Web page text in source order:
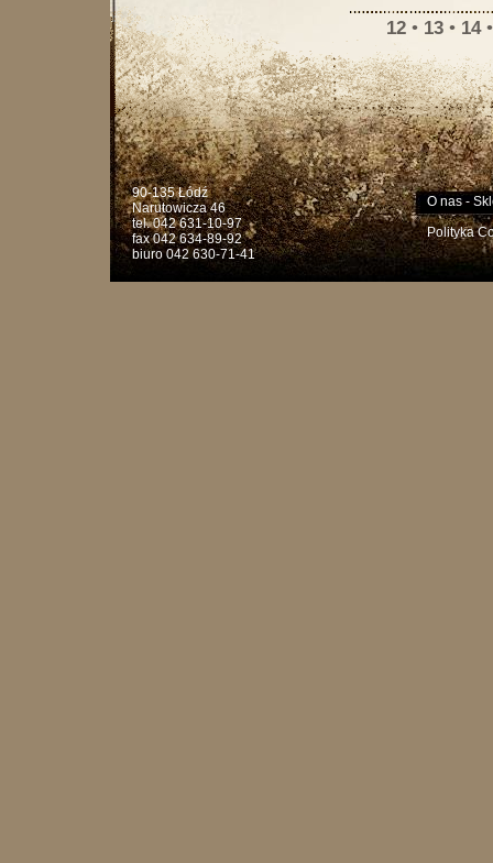
12• 13• 14
90-135 Łódź
Narutowicza 46
tel. 042 631-10-97
fax 042 634-89-92
biuro 042 630-71-41
O nas-
Polityka